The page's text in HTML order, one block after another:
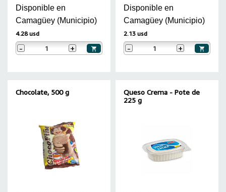
Disponible en
Camagüey (Municipio)
4.28 usd
- +
Disponible en
Camagüey (Municipio)
2.13 usd
- +
Chocolate, 500 g
Queso Crema - Pote de
225 g